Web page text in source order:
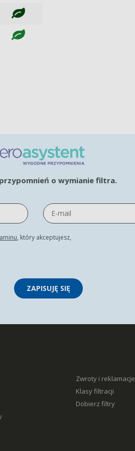
o wymianie filtra.
, który akceptujesz,
ZAPISUJĘ SIĘ
Zwroty i reklamacje
Klasy filtracji
Dobierz filtry